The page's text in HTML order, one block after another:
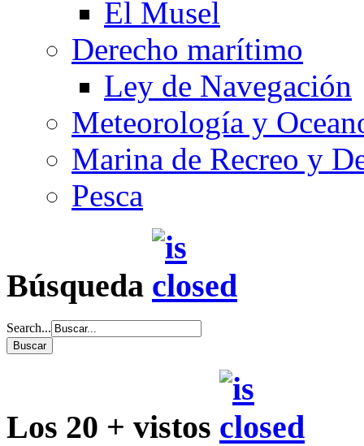
El Musel
Derecho marítimo
Ley de Navegación
Meteorología y
Marina de Recreo y
Pesca
Búsqueda
Search...
Los 20 + vistos